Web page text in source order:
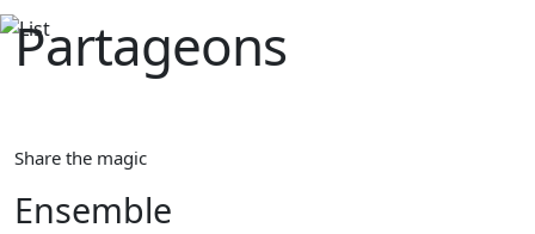
Partageons‎ ‎
La magie
Share the magic
Ensemble